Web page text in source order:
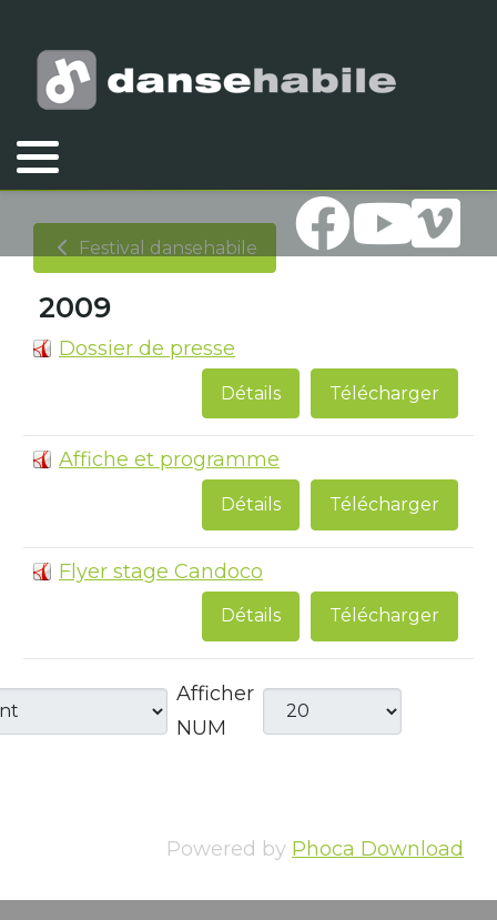
Vous êtes ici :
Documents
Festival dansehabile
2009
Dossier de presse
Télécharger
Détails
Affiche et programme
Télécharger
Détails
Flyer stage Candoco
Télécharger
Détails
Afficher
NUM
Powered by Phoca Download